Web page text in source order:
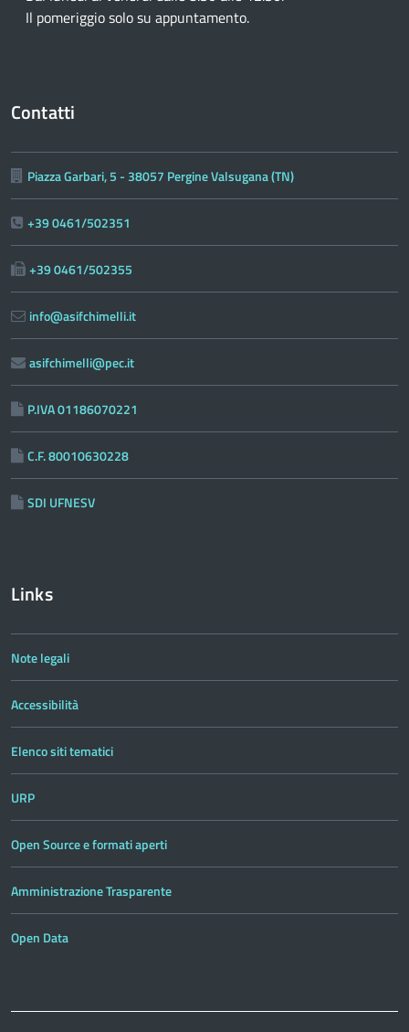
Il pomeriggio solo su appuntamento.
Contatti
Piazza Garbari, 5 - 38057 Pergine Valsugana (TN)
+39 0461/502351
+39 0461/502355
info@asifchimelli.it
asifchimelli@pec.it
P.IVA 01186070221
C.F. 80010630228
SDI UFNESV
Links
Note legali
Accessibilità
Elenco siti tematici
URP
Open Source e formati aperti
Amministrazione Trasparente
Open Data